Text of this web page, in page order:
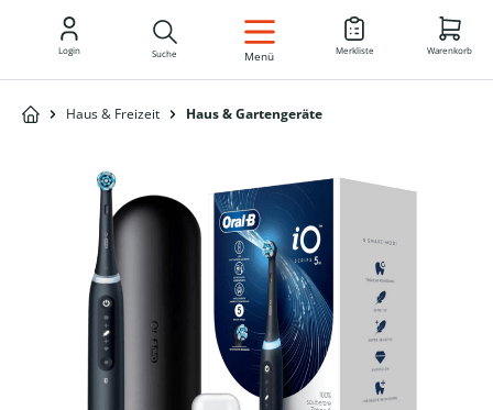
DE
Login Suche Menü Merkliste Warenkorb
Haus & Freizeit Haus & Gartengeräte